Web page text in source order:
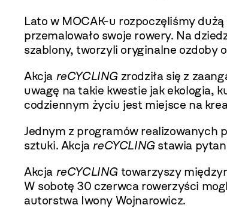
Lato w MOCAK-u rozpoczęliśmy
przemalowało swoje rowery. Na
szablony, tworzyli oryginalne ozdoby
Akcja reCYCLING zrodziła się z
uwagę na takie kwestie jak ekologia,
codziennym życiu jest miejsce na
Jednym z programów realizowanych
sztuki. Akcja reCYCLING stawia
Akcja reCYCLING towarzyszy
W sobotę 30 czerwca rowerzyści
autorstwa Iwony Wojnarowicz.